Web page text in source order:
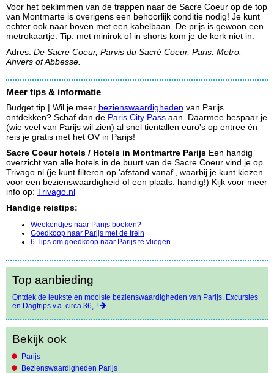
Top aanbieding
Ontdek de leukste en mooiste bezienswaardigheden van Parijs. Excursies
en Dagtrips v.a. circa 36,-!
Bekijk ook
Parijs
Bezienswaardigheden Parijs
Voor het beklimmen van de trappen naar de Sacre Coeur op de top
van Montmarte is overigens een behoorlijk conditie nodig! Je kunt
echter ook naar boven met een kabelbaan. De prijs is gewoon een
metrokaartje. Tip: met minirok of in shorts kom je de kerk niet in.
Adres: De Sacre Coeur, Parvis du Sacré Coeur, Paris. Metro:
Anvers of Abbesse.
Meer tips & informatie
Budget tip | Wil je meer bezienswaardigheden van Parijs
ontdekken? Schaf dan de Paris City Pass aan. Daarmee bespaar je
(wie veel van Parijs wil zien) al snel tientallen euro's op entree én
reis je gratis met het OV in Parijs!
Sacre Coeur hotels / Hotels in Montmartre Parijs Een handig
overzicht van alle hotels in de buurt van de Sacre Coeur vind je op
Trivago.nl (je kunt filteren op 'afstand vanaf', waarbij je kunt kiezen
voor een bezienswaardigheid of een plaats: handig!) Kijk voor meer
info op: Trivago.nl
Handige reistips:
Weekendjes naar Parijs boeken?
Goedkoop naar Parijs met de trein
6 Tips om goedkoop naar Parijs te vliegen